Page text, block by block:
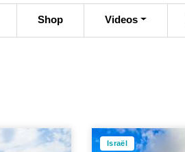
Shop Videos
Israël